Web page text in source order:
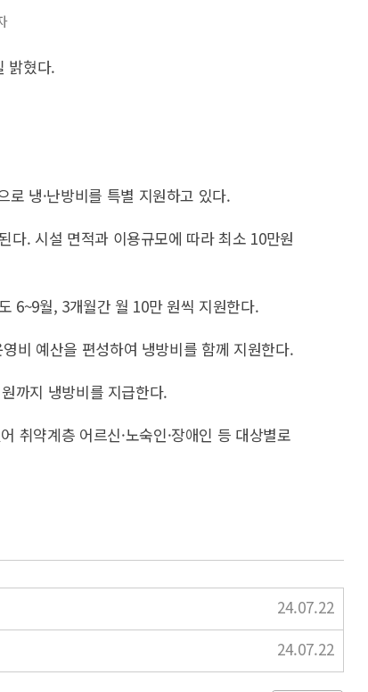
밝혔다.
냉·난방비를 특별 지원하고 있다.
다. 시설 면적과 이용규모에 따라 최소 10만원
6~9월, 3개월간 월 10만 원씩 지원한다.
비 예산을 편성하여 냉방비를 함께 지원한다.
까지 냉방비를 지급한다.
취약계층 어르신·노숙인·장애인 등 대상별로
24.07.22
24.07.22